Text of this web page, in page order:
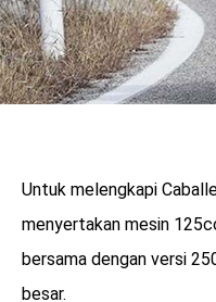
Untuk melengkapi
menyertakan mesin
bersama dengan versi
besar.